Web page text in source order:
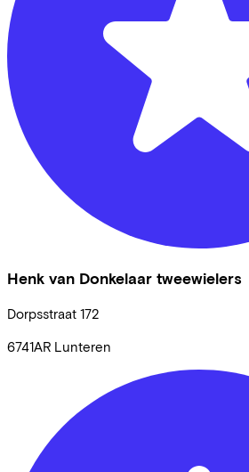
Henk van Donkelaar tweewielers
Dorpsstraat 172
6741AR Lunteren